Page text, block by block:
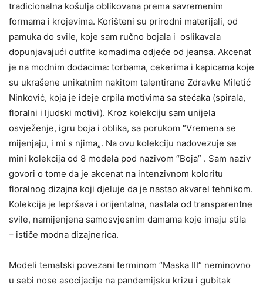
tradicionalna košulja oblikovana prema savremenim
formama i krojevima. Korišteni su prirodni materijali, od
pamuka do svile, koje sam ručno bojala i oslikavala
dopunjavajući outfite komadima odjeće od jeansa. Akcenat
je na modnim dodacima: torbama, cekerima i kapicama koje
su ukrašene unikatnim nakitom talentirane Zdravke Miletić
Ninković, koja je ideje crpila motivima sa stećaka (spirala,
floralni i ljudski motivi). Kroz kolekciju sam unijela
osvježenje, igru boja i oblika, sa porukom “Vremena se
mijenjaju, i mi s njima„. Na ovu kolekciju nadovezuje se
mini kolekcija od 8 modela pod nazivom “Boja” . Sam naziv
govori o tome da je akcenat na intenzivnom koloritu
floralnog dizajna koji djeluje da je nastao akvarel tehnikom.
Kolekcija je lepršava i orijentalna, nastala od transparentne
svile, namijenjena samosvjesnim damama koje imaju stila
– ističe modna dizajnerica.
Modeli tematski povezani terminom “Maska III” neminovno
u sebi nose asocijacije na pandemijsku krizu i gubitak